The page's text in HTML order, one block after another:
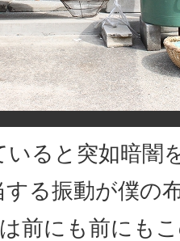
いると突如暗闇
る振動が僕の
前にも前にも